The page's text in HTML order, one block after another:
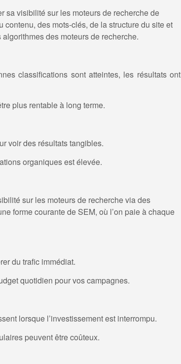
sa visibilité sur les moteurs de recherche de
des mots-clés, de la structure du site et
des moteurs de recherche.
classifications sont atteintes, les résultats ont
plus rentable à long terme.
voir des résultats tangibles.
organiques est élevée.
sur les moteurs de recherche via des
forme courante de SEM, où l’on paie à chaque
du trafic immédiat.
quotidien pour vos campagnes.
lorsque l’investissement est interrompu.
peuvent être coûteux.